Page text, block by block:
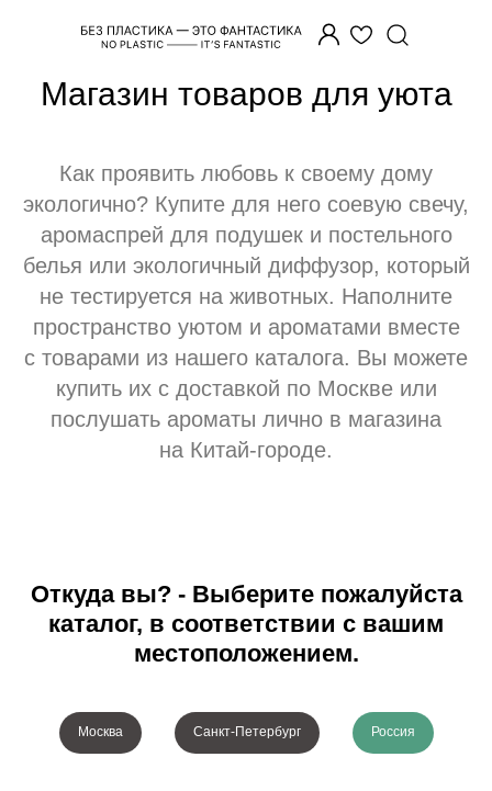
/ Уют
Магазин товаров для уюта
Как проявить любовь к своему дому
экологично? Купите для него соевую свечу,
аромаспрей для подушек и постельного
белья или экологичный диффузор, который
не тестируется на животных. Наполните
пространство уютом и ароматами вместе
с товарами из нашего каталога. Вы можете
купить их с доставкой по Москве или
послушать ароматы лично в магазина
на Китай-городе.
Откуда вы? - Выберите пожалуйста
каталог, в соответствии с вашим
местоположением.
Москва Санкт-Петербург Россия